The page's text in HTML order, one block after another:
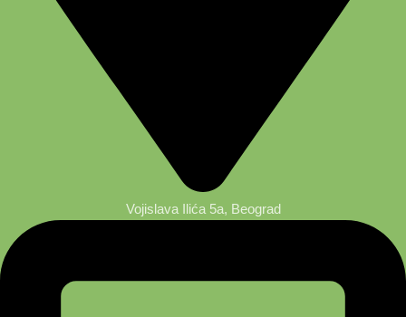
Vojislava Ilića 5a, Beograd